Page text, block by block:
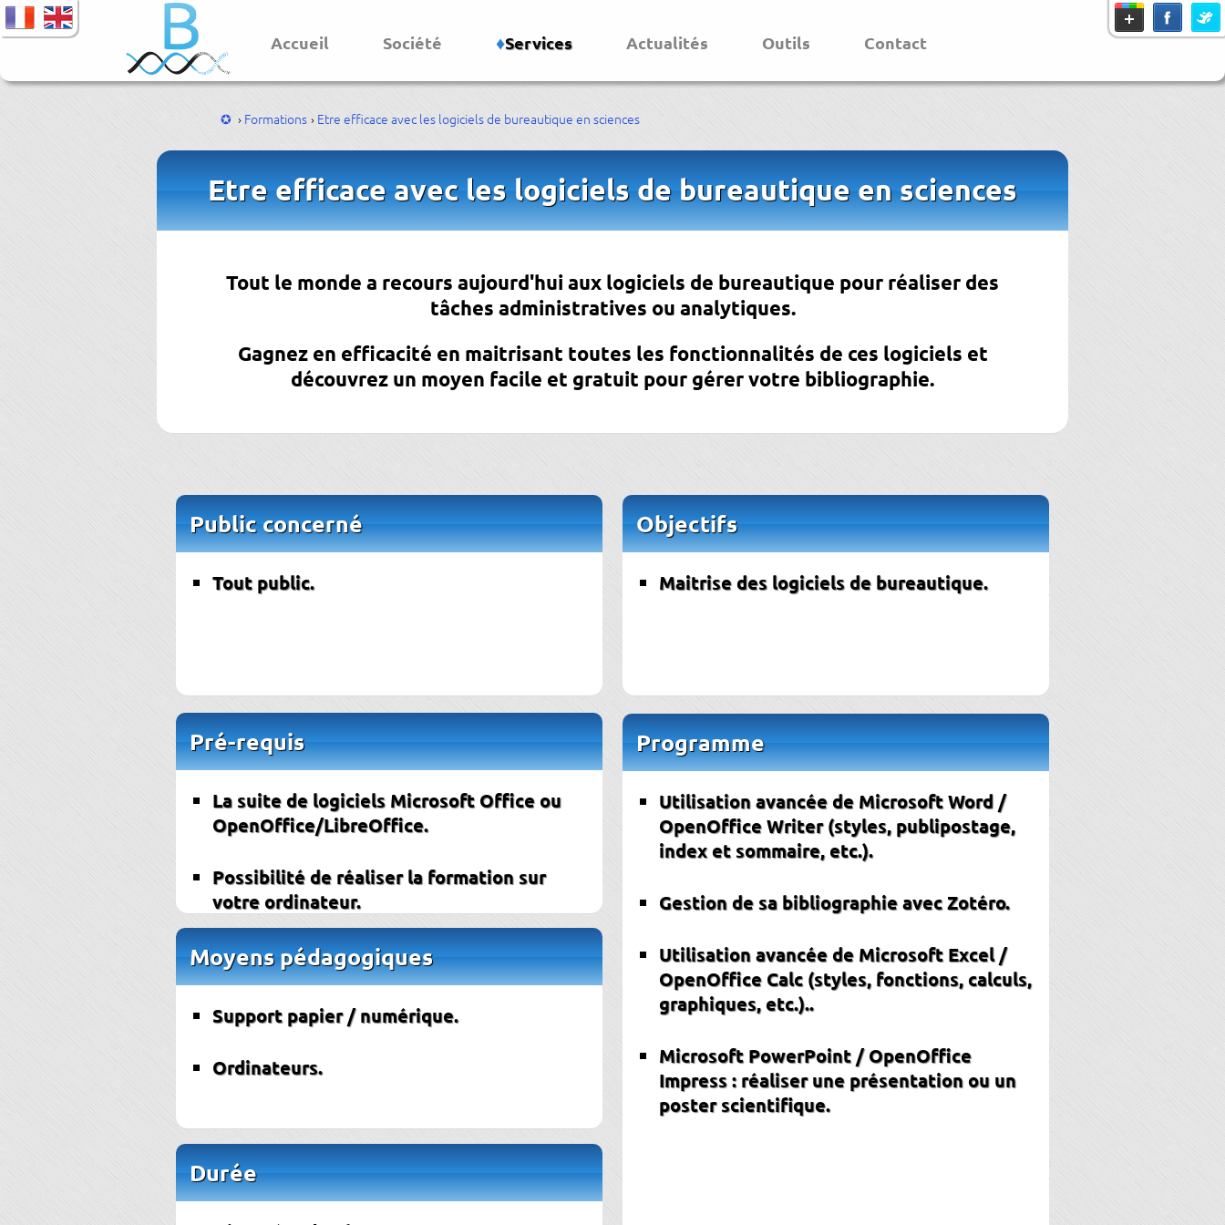
Accueil Société Services Actualités Outils Contact
Formations Etre efficace avec les logiciels de bureautique en sciences
Etre efficace avec les logiciels de bureautique en sciences
Tout le monde a recours aujourd'hui aux logiciels de bureautique pour réaliser des
tâches administratives ou analytiques.
Gagnez en efficacité en maitrisant toutes les fonctionnalités de ces logiciels et
découvrez un moyen facile et gratuit pour gérer votre bibliographie.
Public concerné
Tout public.
Objectifs
Maitrise des logiciels de bureautique.
Pré-requis
La suite de logiciels Microsoft Office ou
OpenOffice/LibreOffice.
Possibilité de réaliser la formation sur
votre ordinateur.
Moyens pédagogiques
Support papier / numérique.
Ordinateurs.
Durée
Programme
Utilisation avancée de Microsoft Word /
OpenOffice Writer (styles, publipostage,
index et sommaire, etc.).
Gestion de sa bibliographie avec Zotéro.
Utilisation avancée de Microsoft Excel /
OpenOffice Calc (styles, fonctions, calculs,
graphiques, etc.)..
Microsoft PowerPoint / OpenOffice
Impress : réaliser une présentation ou un
poster scientifique.